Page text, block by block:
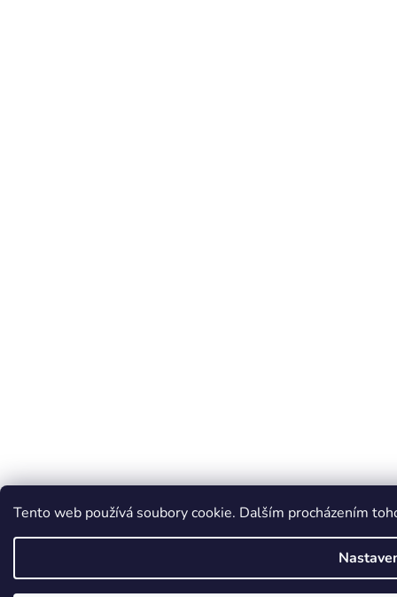
Tento web používá soubory cookie. Dalším procházením